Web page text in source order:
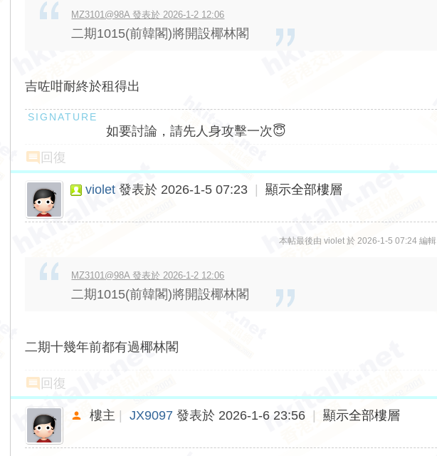
MZ3101@98A 發表於 2026-1-2 12:06
二期1015(前韓閣)將開設椰林閣
吉咗咁耐終於租得出
如要討論，請先人身攻擊一次😇
回復
violet 發表於 2026-1-5 07:23 顯示全部樓層
本帖最後由 violet 於 2026-1-5 07:24 編輯
MZ3101@98A 發表於 2026-1-2 12:06
二期1015(前韓閣)將開設椰林閣
二期十幾年前都有過椰林閣
回復
樓主 JX9097 發表於 2026-1-6 23:56 顯示全部樓層